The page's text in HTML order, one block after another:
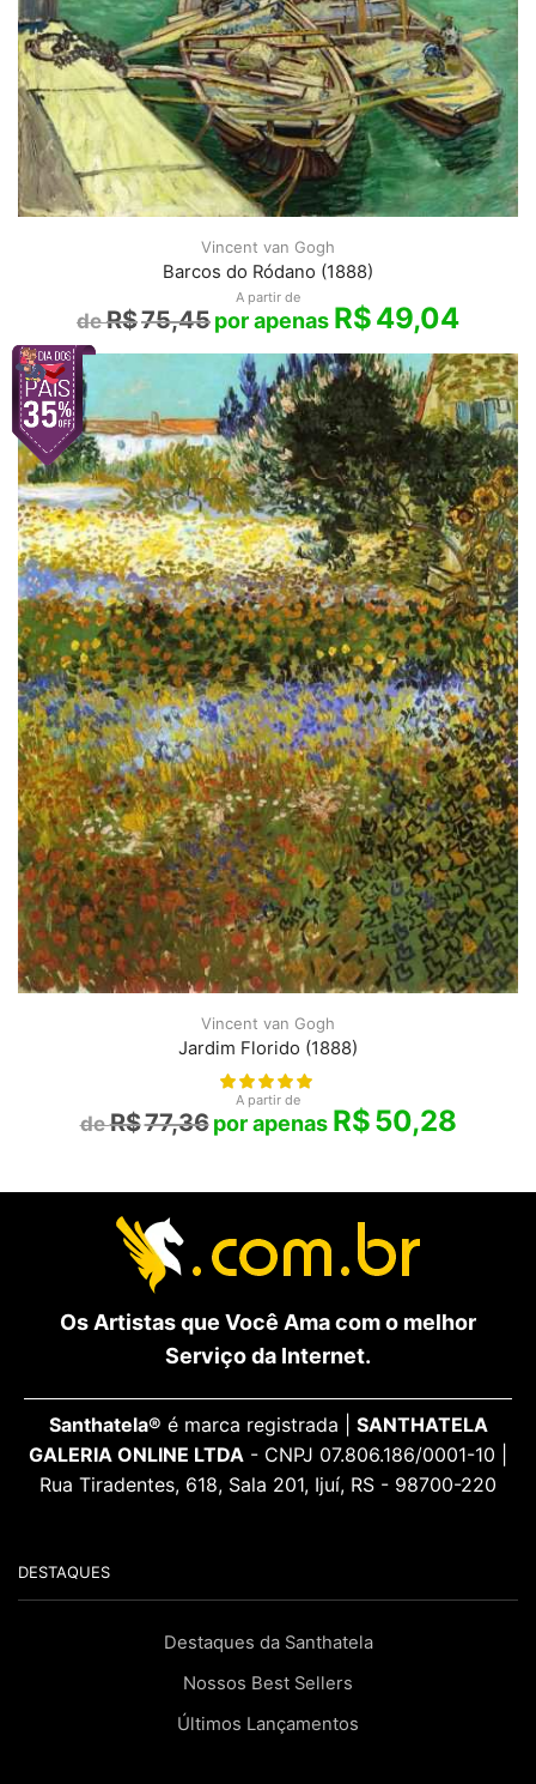
Vincent van Gogh
Barcos do Ródano (1888)
A partir de
R$75,45 R$49,04
Vincent van Gogh
Jardim Florido (1888)
A partir de
R$77,36 R$50,28
Os Artistas que Você Ama com o melhor
Serviço da Internet.
Santhatela® é marca registrada | SANTHATELA
GALERIA ONLINE LTDA - CNPJ 07.806.186/0001-10 |
Rua Tiradentes, 618, Sala 201, Ijuí, RS - 98700-220
DESTAQUES
Destaques da Santhatela
Nossos Best Sellers
Últimos Lançamentos